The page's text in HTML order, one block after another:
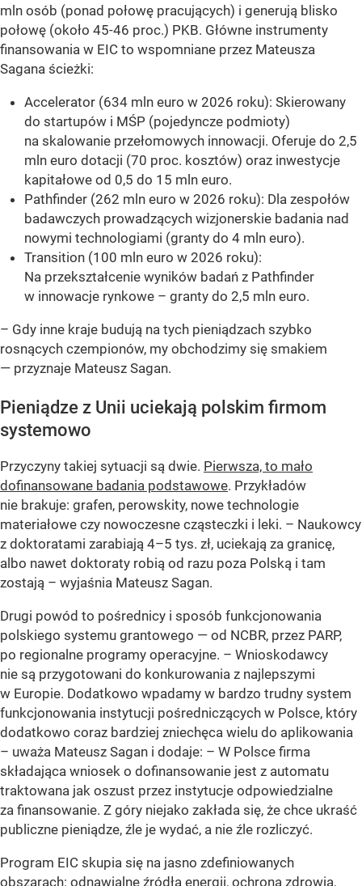
mln osób (ponad połowę pracujących) i generują blisko
połowę (około 45-46 proc.) PKB. Główne instrumenty
finansowania w EIC to wspomniane przez Mateusza
Sagana ścieżki:
Accelerator (634 mln euro w 2026 roku): Skierowany
do startupów i MŚP (pojedyncze podmioty)
na skalowanie przełomowych innowacji. Oferuje do 2,5
mln euro dotacji (70 proc. kosztów) oraz inwestycje
kapitałowe od 0,5 do 15 mln euro.
Pathfinder (262 mln euro w 2026 roku): Dla zespołów
badawczych prowadzących wizjonerskie badania nad
nowymi technologiami (granty do 4 mln euro).
Transition (100 mln euro w 2026 roku):
Na przekształcenie wyników badań z Pathfinder
w innowacje rynkowe – granty do 2,5 mln euro.
– Gdy inne kraje budują na tych pieniądzach szybko
rosnących czempionów, my obchodzimy się smakiem
— przyznaje Mateusz Sagan.
Pieniądze z Unii uciekają polskim firmom
systemowo
Przyczyny takiej sytuacji są dwie. Pierwsza, to mało
dofinansowane badania podstawowe. Przykładów
nie brakuje: grafen, perowskity, nowe technologie
materiałowe czy nowoczesne cząsteczki i leki. – Naukowcy
z doktoratami zarabiają 4–5 tys. zł, uciekają za granicę,
albo nawet doktoraty robią od razu poza Polską i tam
zostają – wyjaśnia Mateusz Sagan.
Drugi powód to pośrednicy i sposób funkcjonowania
polskiego systemu grantowego — od NCBR, przez PARP,
po regionalne programy operacyjne. – Wnioskodawcy
nie są przygotowani do konkurowania z najlepszymi
w Europie. Dodatkowo wpadamy w bardzo trudny system
funkcjonowania instytucji pośredniczących w Polsce, który
dodatkowo coraz bardziej zniechęca wielu do aplikowania
– uważa Mateusz Sagan i dodaje: – W Polsce firma
składająca wniosek o dofinansowanie jest z automatu
traktowana jak oszust przez instytucje odpowiedzialne
za finansowanie. Z góry niejako zakłada się, że chce ukraść
publiczne pieniądze, źle je wydać, a nie źle rozliczyć.
Program EIC skupia się na jasno zdefiniowanych
obszarach: odnawialne źródła energii, ochrona zdrowia,